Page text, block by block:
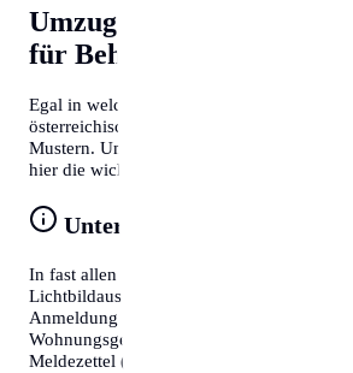
Umzug nach Mainz
für Behördengänge
Egal in welcher Stadt Sie sich befinden,
österreichische Behördenprozesse folgen
Mustern. Um Zeit zu sparen und Frust zu
hier die wichtigsten Tipps für Sie
Unterlagen vorbereiten
In fast allen Fällen benötigen Sie einen
Lichtbildausweis (Reisepass oder
Anmeldung eines Wohnsitzes ist zudem die
Wohnungsgeberbestätigung (in DE) bzw.
Meldezettel (in AT) zwingend erforderlich.